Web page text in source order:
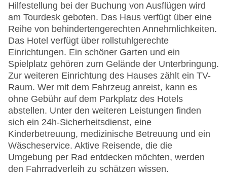
Hilfestellung bei der Buchung von Ausflügen wird
am Tourdesk geboten. Das Haus verfügt über eine
Reihe von behindertengerechten Annehmlichkeiten.
Das Hotel verfügt über rollstuhlgerechte
Einrichtungen. Ein schöner Garten und ein
Spielplatz gehören zum Gelände der Unterbringung.
Zur weiteren Einrichtung des Hauses zählt ein TV-
Raum. Wer mit dem Fahrzeug anreist, kann es
ohne Gebühr auf dem Parkplatz des Hotels
abstellen. Unter den weiteren Leistungen finden
sich ein 24h-Sicherheitsdienst, eine
Kinderbetreuung, medizinische Betreuung und ein
Wäscheservice. Aktive Reisende, die die
Umgebung per Rad entdecken möchten, werden
den Fahrradverleih zu schätzen wissen.